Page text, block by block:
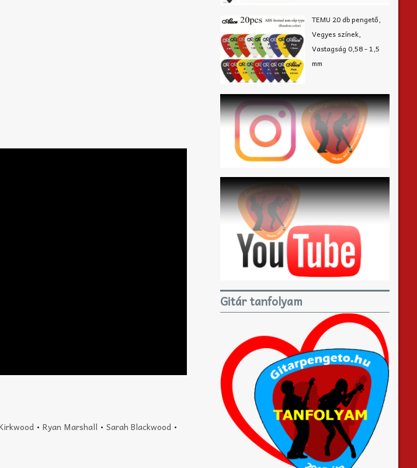
• Ryan Marshall • Sarah Blackwood•
TEMU 20 db pengető,
Vegyes színek,
Vastagság 0,58 - 1,5
mm
Gitár tanfolyam